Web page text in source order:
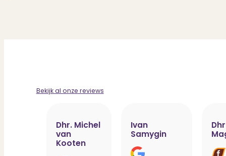
Bekijk al onze reviews
Dhr. Michel
van
Kooten
Ivan
Samygin